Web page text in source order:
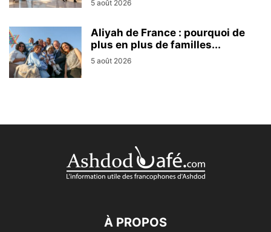
5 août 2026
Aliyah de France : pourquoi de
plus en plus de familles...
5 août 2026
À PROPOS